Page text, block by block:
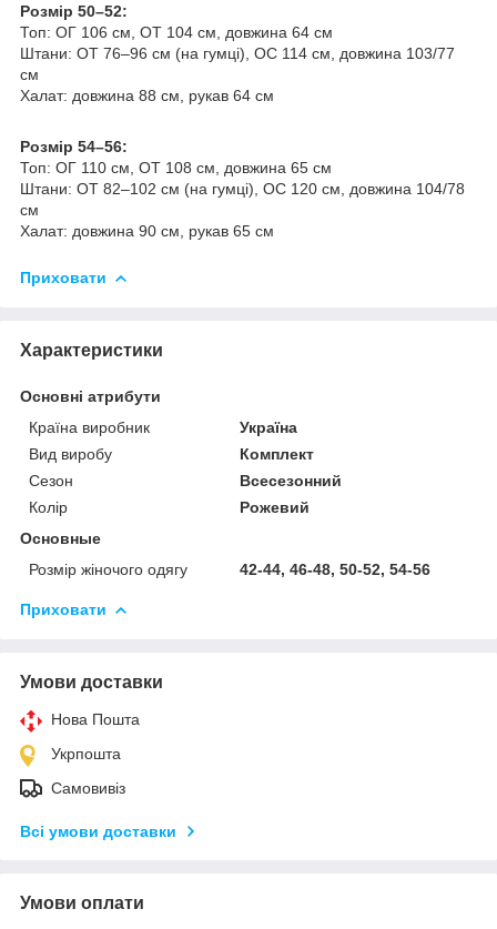
Розмір 50–52:
Топ: ОГ 106 см, ОТ 104 см, довжина 64 см
Штани: ОТ 76–96 см (на гумці), ОС 114 см, довжина 103/77
см
Халат: довжина 88 см, рукав 64 см
Розмір 54–56:
Топ: ОГ 110 см, ОТ 108 см, довжина 65 см
Штани: ОТ 82–102 см (на гумці), ОС 120 см, довжина 104/78
см
Халат: довжина 90 см, рукав 65 см
Приховати
Характеристики
Основні атрибути
Країна виробник
Україна
Вид виробу
Комплект
Сезон
Всесезонний
Колір
Рожевий
Основные
Розмір жіночого одягу
42-44, 46-48, 50-52, 54-56
Приховати
Умови доставки
Нова Пошта
Укрпошта
Самовивіз
Всі умови доставки
Умови оплати